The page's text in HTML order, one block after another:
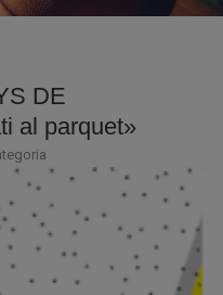
DE
al parquet»